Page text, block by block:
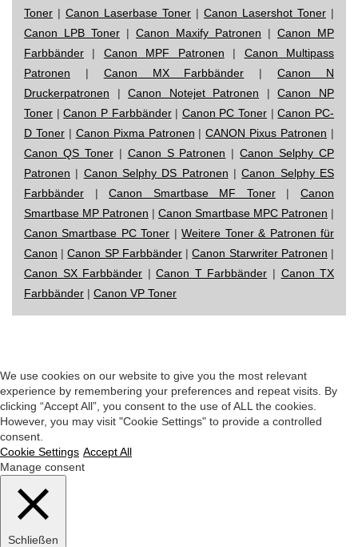
Toner | Canon Laserbase Toner | Canon Lasershot Toner |
Canon LPB Toner | Canon Maxify Patronen | Canon MP
Farbbänder | Canon MPF Patronen | Canon Multipass
Patronen | Canon MX Farbbänder |Canon N
Druckerpatronen |Canon Notejet Patronen |Canon NP
Toner |Canon P Farbbänder| Canon PC Toner |Canon PC-
D Toner| Canon Pixma Patronen |CANON Pixus Patronen |
Canon QS Toner| Canon S Patronen |Canon Selphy CP
Patronen | Canon Selphy DS Patronen |Canon Selphy ES
Farbbänder |Canon Smartbase MF Toner|Canon
Smartbase MP Patronen | Canon Smartbase MPC Patronen |
Canon Smartbase PC Toner |Weitere Toner & Patronen für
Canon |Canon SP Farbbänder|Canon Starwriter Patronen |
Canon SX Farbbänder |Canon T Farbbänder | Canon TX
Farbbänder | Canon VP Toner
We use cookies on our website to give you the most relevant
experience by remembering your preferences and repeat visits. By
clicking “Accept All”, you consent to the use of ALL the cookies.
However, you may visit "Cookie Settings" to provide a controlled
consent.
Cookie Settings Accept All
Manage consent
Schließen